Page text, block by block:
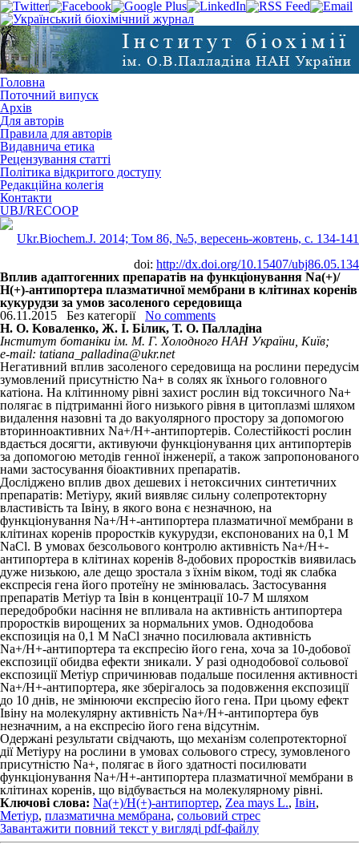
Головна
Поточний випуск
Архів
Для авторів
Правила для авторів
Видавнича етика
Рецензування статті
Політика відкритого доступу
Редакційна колегія
Контакти
UBJ/RECOOP
Ukr.Biochem.J. 2014; Том 86, №5, вересень-жовтень, c. 134-141
doi: http://dx.doi.org/10.15407/ubj86.05.134
Вплив адаптогенних препаратів на функціонування Na(+)/
Н(+)-антипортера плазматичної мембрани в клітинах коренів
кукурудзи за умов засоленого середовища
06.11.2015
Без категорії
No comments
Н. О. Koваленко, Ж. І. Білик, Т. О. Палладіна
Інститут ботаніки ім. М. Г. Холодного НАН України, Київ;
e-mail: tatiana_palladina@ukr.net
Негативний вплив засоленого середовища на рослини передусім
зумовлений присутністю Na+ в солях як їхнього головного
катіона. На клітинному рівні захист рослин від токсичного Na+
полягає в підтриманні його низького рівня в цитоплазмі шляхом
видалення назовні та до вакуолярного простору за допомогою
вторинноактивних Na+/H+-антипортерів. Солестійкості рослин
вдається досягти, активуючи функціонування цих антипортерів
за допомогою методів генної інженерії, а також запропонованого
нами застосування біоактивних препаратів.
Досліджено вплив двох дешевих і нетоксичних синтетичних
препаратів: Метіуру, який виявляє сильну солепротекторну
властивість та Івіну, в якого вона є незначною, на
функціонування Na+/H+-антипортера плазматичної мембрани в
клітинах коренів проростків кукурудзи, експонованих на 0,1 М
NaCl. В умовах безсольового контролю активність Na+/H+-
антипортера в клітинах коренів 8-добових проростків виявилась
дуже низькою, але дещо зростала з їхнім віком, тоді як слабка
експресія гена його протеїну не змінювалась. Застосування
препаратів Метіур та Івін в концентрації 10-7 М шляхом
передобробки насіння не впливала на активність антипортера
проростків вирощених за нормальних умов. Однодобова
експозиція на 0,1 М NaCl значно посилювала активність
Na+/H+-антипортера та експресію його гена, хоча за 10-добової
експозиції обидва ефекти зникали. У разі однодобової сольової
експозиції Метіур спричинював подальше посилення активності
Na+/H+-антипортера, яке зберігалось за подовження експозиції
до 10 днів, не змінюючи експресію його гена. При цьому ефект
Івіну на молекулярну активність Na+/H+-антипортера був
незначним, а на експресію його гена відсутнім.
Одержані результати свідчають, що механізм солепротекторної
дії Метіуру на рослини в умовах сольового стресу, зумовленого
присутністю Na+, полягає в його здатності посилювати
функціонування Na+/H+-антипортера плазматичної мембрани в
клітинах коренів, що відбувається на молекулярному рівні.
Ключові слова: Na(+)/H(+)-антипортер, Zea mays L., Івін,
Метіур, плазматична мембрана, сольовий стрес
Завантажити повний текст у вигляді pdf-файлу